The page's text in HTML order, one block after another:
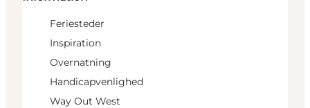
Feriesteder
Inspiration
Overnatning
Handicapvenlighed
Way Out West